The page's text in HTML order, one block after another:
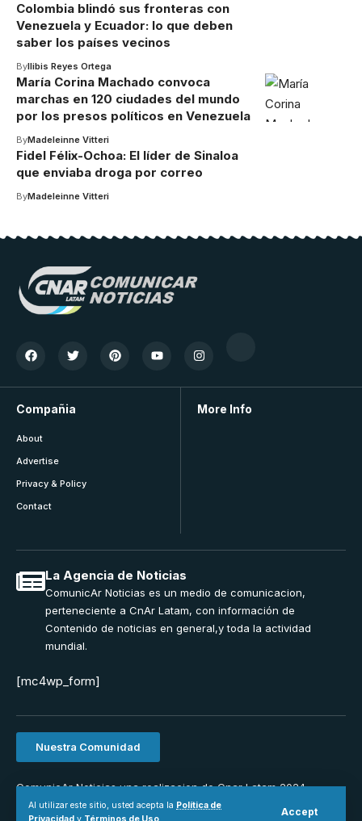
Al utilizar este sitio, usted acepta la Política de
Accept
Colombia blindó sus fronteras con
Venezuela y Ecuador: lo que deben
saber los países vecinos
ByIlibis Reyes Ortega
María Corina Machado convoca
marchas en 120 ciudades del mundo
por los presos políticos en Venezuela
ByMadeleinne Vitteri
Fidel Félix-Ochoa: El líder de Sinaloa
que enviaba droga por correo
ByMadeleinne Vitteri
Compañia
About
Advertise
Privacy & Policy
Contact
More Info
La Agencia de Noticias
ComunicAr Noticias es un medio de comunicacion,
perteneciente a CnAr Latam, con información de
Contenido de noticias en general,y toda la actividad
mundial.
[mc4wp_form]
Nuestra Comunidad
ComunicAr Noticias una realizacion de Cnar Latam 2024.
Powered byMS Interactiva